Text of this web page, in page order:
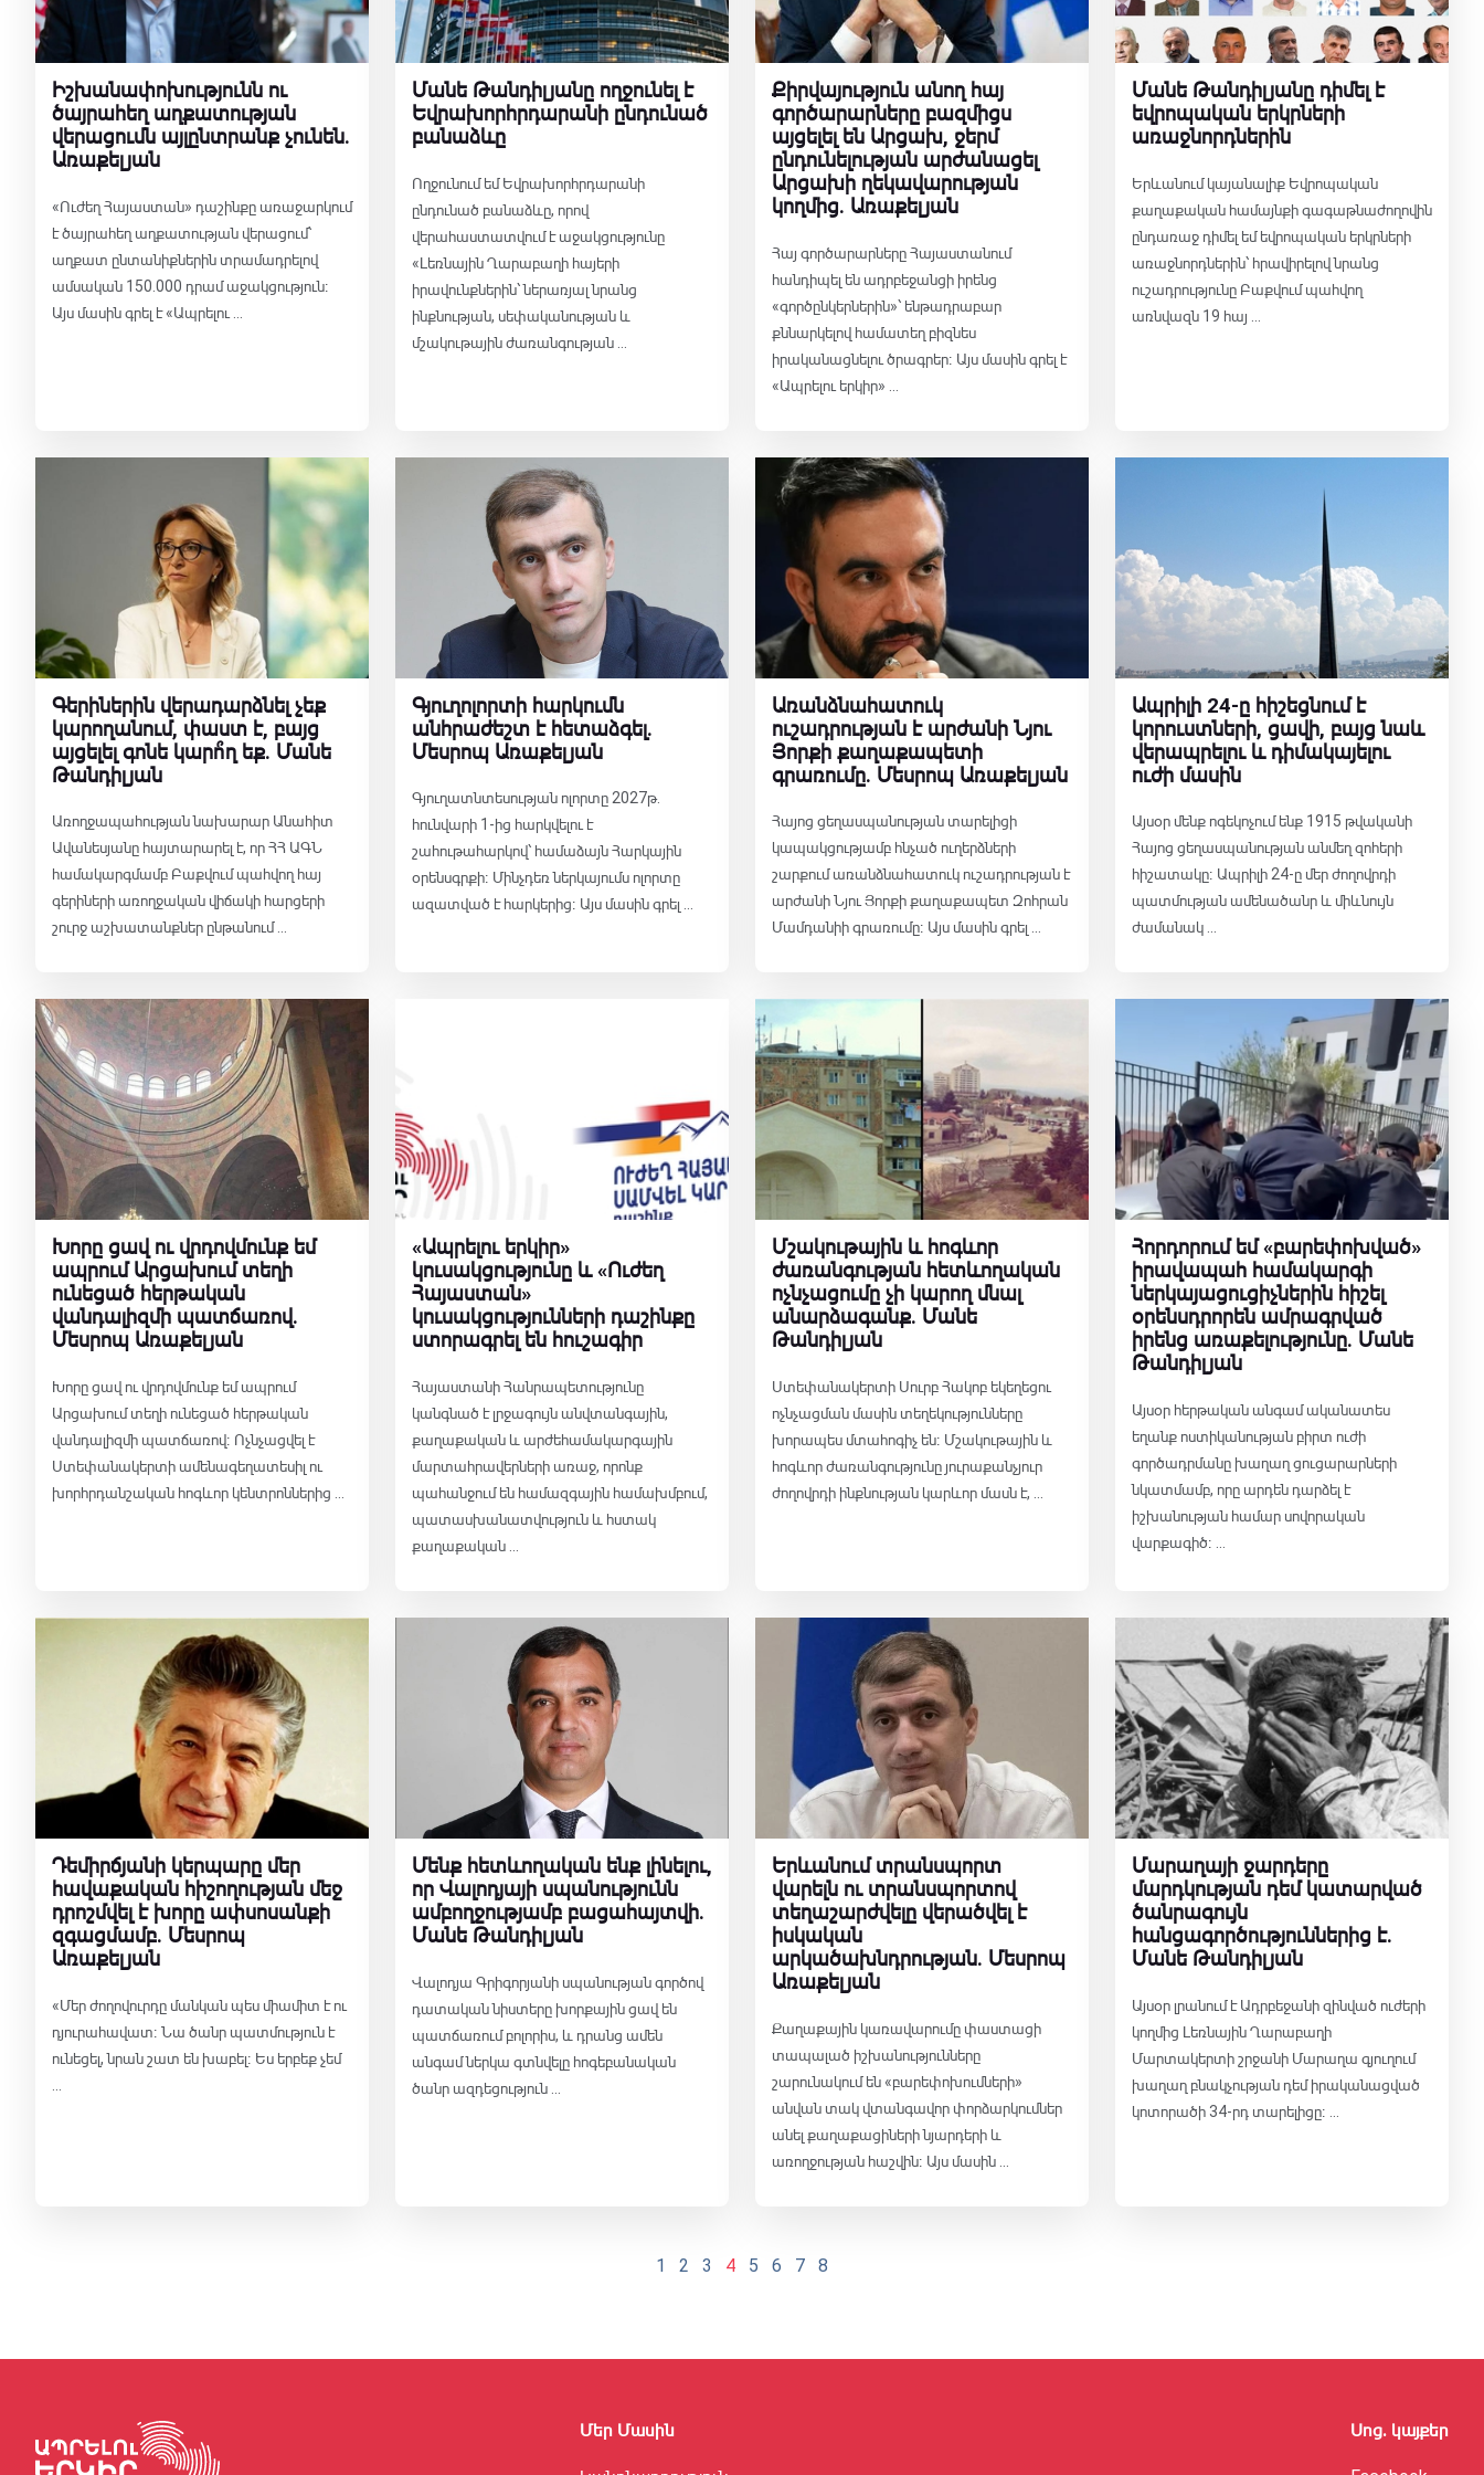
Արտաքին քաղաքականություն
Իշխանափոխությունն ու
ծայրահեղ աղքատության
վերացումն այլընտրանք չունեն․
Առաքելյան
«Ուժեղ Հայաստան» դաշինքը առաջարկում
է ծայրահեղ աղքատության վերացում՝
աղքատ ընտանիքներին տրամադրելով
ամսական 150.000 դրամ աջակցություն։
Այս մասին գրել է «Ապրելու ...
Մանե Թանդիլյանը ողջունել է
Եվրախորհրդարանի ընդունած
բանաձևը
Ողջունում եմ Եվրախորհրդարանի
ընդունած բանաձևը, որով
վերահաստատվում է աջակցությունը
«Լեռնային Ղարաբաղի հայերի
իրավունքներին՝ ներառյալ նրանց
ինքնության, սեփականության և
մշակութային ժառանգության ...
Քիրվայություն անող հայ
գործարարները բազմիցս
այցելել են Արցախ, ջերմ
ընդունելության արժանացել
Արցախի ղեկավարության
կողմից․ Առաքելյան
Հայ գործարարները Հայաստանում
հանդիպել են ադրբեջանցի իրենց
«գործընկերներին»՝ ենթադրաբար
քննարկելով համատեղ բիզնես
իրականացնելու ծրագրեր։ Այս մասին գրել է
«Ապրելու երկիր» ...
Մանե Թանդիլյանը դիմել է
եվրոպական երկրների
առաջնորդներին
Երևանում կայանալիք Եվրոպական
քաղաքական համայնքի գագաթնաժողովին
ընդառաջ դիմել եմ եվրոպական երկրների
առաջնորդներին՝ հրավիրելով նրանց
ուշադրությունը Բաքվում պահվող
առնվազն 19 հայ ...
Գերիներին վերադարձնել չեք
կարողանում, փաստ է, բայց
այցելել գոնե կարո՞ղ եք․ Մանե
Թանդիլյան
Առողջապահության նախարար Անահիտ
Ավանեսյանը հայտարարել է, որ ՀՀ ԱԳՆ
համակարգմամբ Բաքվում պահվող հայ
գերիների առողջական վիճակի հարցերի
շուրջ աշխատանքներ ընթանում ...
Գյուղոլորտի հարկումն
անհրաժեշտ է հետաձգել․
Մեսրոպ Առաքելյան
Գյուղատնտեսության ոլորտը 2027թ․
հունվարի 1-ից հարկվելու է
շահութահարկով՝ համաձայն Հարկային
օրենսգրքի։ Մինչդեռ ներկայումս ոլորտը
ազատված է հարկերից։ Այս մասին գրել ...
Առանձնահատուկ
ուշադրության է արժանի Նյու
Յորքի քաղաքապետի
գրառումը․ Մեսրոպ Առաքելյան
Հայոց ցեղասպանության տարելիցի
կապակցությամբ հնչած ուղերձների
շարքում առանձնահատուկ ուշադրության է
արժանի Նյու Յորքի քաղաքապետ Զոհրան
Մամդանիի գրառումը։ Այս մասին գրել ...
Ապրիլի 24-ը հիշեցնում է
կորուստների, ցավի, բայց նաև
վերապրելու և դիմակայելու
ուժի մասին
Այսօր մենք ոգեկոչում ենք 1915 թվականի
Հայոց ցեղասպանության անմեղ զոհերի
հիշատակը։ Ապրիլի 24-ը մեր ժողովրդի
պատմության ամենածանր և միևնույն
ժամանակ ...
Խորը ցավ ու վրդովմունք եմ
ապրում Արցախում տեղի
ունեցած հերթական
վանդալիզմի պատճառով.
Մեսրոպ Առաքելյան
Խորը ցավ ու վրդովմունք եմ ապրում
Արցախում տեղի ունեցած հերթական
վանդալիզմի պատճառով։ Ոչնչացվել է
Ստեփանակերտի ամենագեղատեսիլ ու
խորհրդանշական հոգևոր կենտրոններից ...
«Ապրելու երկիր»
կուսակցությունը և «Ուժեղ
Հայաստան»
կուսակցությունների դաշինքը
ստորագրել են հուշագիր
Հայաստանի Հանրապետությունը
կանգնած է լրջագույն անվտանգային,
քաղաքական և արժեհամակարգային
մարտահրավերների առաջ, որոնք
պահանջում են համազգային համախմբում,
պատասխանատվություն և հստակ
քաղաքական ...
Մշակութային և հոգևոր
ժառանգության հետևողական
ոչնչացումը չի կարող մնալ
անարձագանք․ Մանե
Թանդիլյան
Ստեփանակերտի Սուրբ Հակոբ եկեղեցու
ոչնչացման մասին տեղեկությունները
խորապես մտահոգիչ են։ Մշակութային և
հոգևոր ժառանգությունը յուրաքանչյուր
ժողովրդի ինքնության կարևոր մասն է, ...
Հորդորում եմ «բարեփոխված»
իրավապահ համակարգի
ներկայացուցիչներին հիշել
օրենսդրորեն ամրագրված
իրենց առաքելությունը․ Մանե
Թանդիլյան
Այսօր հերթական անգամ ականատես
եղանք ոստիկանության բիրտ ուժի
գործադրմանը խաղաղ ցուցարարների
նկատմամբ, որը արդեն դարձել է
իշխանության համար սովորական
վարքագիծ։ ...
Դեմիրճյանի կերպարը մեր
հավաքական հիշողության մեջ
դրոշմվել է խորը ափսոսանքի
զգացմամբ․ Մեսրոպ
Առաքելյան
«Մեր ժողովուրդը մանկան պես միամիտ է ու
դյուրահավատ։ Նա ծանր պատմություն է
ունեցել, նրան շատ են խաբել։ Ես երբեք չեմ
Մենք հետևողական ենք լինելու,
որ Վալոդյայի սպանությունն
ամբողջությամբ բացահայտվի․
Մանե Թանդիլյան
Վալոդյա Գրիգորյանի սպանության գործով
դատական նիստերը խորքային ցավ են
պատճառում բոլորիս, և դրանց ամեն
անգամ ներկա գտնվելը հոգեբանական
ծանր ազդեցություն ...
Երևանում տրանսպորտ
վարելն ու տրանսպորտով
տեղաշարժվելը վերածվել է
իսկական
արկածախնդրության․ Մեսրոպ
Առաքելյան
Քաղաքային կառավարումը փաստացի
տապալած իշխանությունները
շարունակում են «բարեփոխումների»
անվան տակ վտանգավոր փորձարկումներ
անել քաղաքացիների նյարդերի և
առողջության հաշվին։ Այս մասին ...
Մարաղայի ջարդերը
մարդկության դեմ կատարված
ծանրագույն
հանցագործություններից է․
Մանե Թանդիլյան
Այսօր լրանում է Ադրբեջանի զինված ուժերի
կողմից Լեռնային Ղարաբաղի
Մարտակերտի շրջանի Մարաղա գյուղում
խաղաղ բնակչության դեմ իրականացված
կոտորածի 34-րդ տարելիցը։ ...
1 2 3 4 5 6 7 8
Մեր Մասին Սոց․ կայքեր